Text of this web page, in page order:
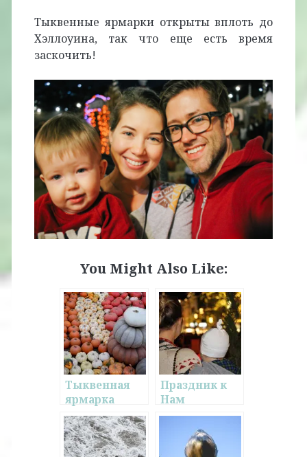
Тыквенные ярмарки открыты вплоть до
Хэллоуина, так что еще есть время
заскочить!
You Might Also Like:
Тыквенная
ярмарка
Праздник к
Нам
Приходит